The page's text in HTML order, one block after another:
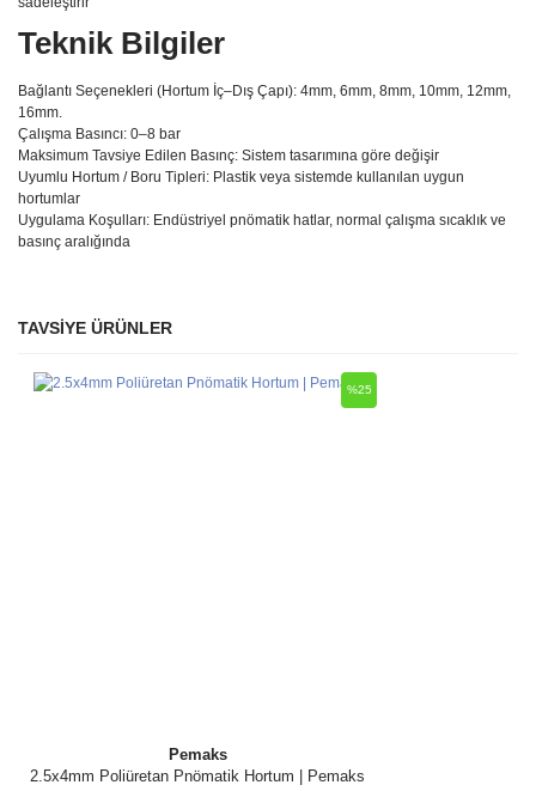
Teknik Bilgiler
Bağlantı Seçenekleri (Hortum İç–Dış Çapı): 4mm, 6mm, 8mm, 10mm, 12mm,
16mm.
Çalışma Basıncı: 0–8 bar
Maksimum Tavsiye Edilen Basınç: Sistem tasarımına göre değişir
Uyumlu Hortum / Boru Tipleri: Plastik veya sistemde kullanılan uygun
hortumlar
Uygulama Koşulları: Endüstriyel pnömatik hatlar, normal çalışma sıcaklık ve
basınç aralığında
TAVSİYE ÜRÜNLER
Pemaks
2.5x4mm Poliüretan Pnömatik Hortum | Pemaks
%25